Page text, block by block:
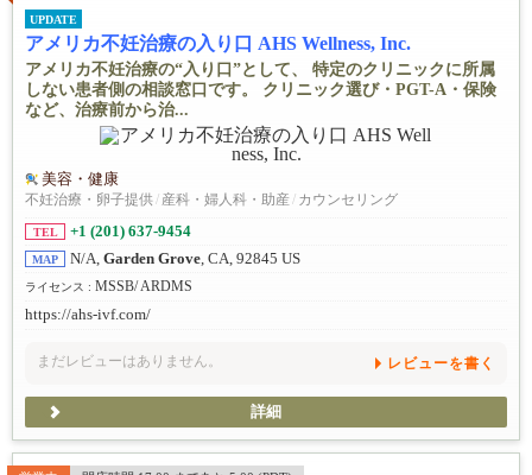
UPDATE
アメリカ不妊治療の入り口 AHS Wellness, Inc.
アメリカ不妊治療の“入り口”として、 特定のクリニックに所属
しない患者側の相談窓口です。 クリニック選び・PGT-A・保険
など、治療前から治...
美容・健康
不妊治療・卵子提供/ 産科・婦人科・助産/ カウンセリング
TEL +1 (201) 637-9454
MAP N/A, Garden Grove, CA, 92845 US
ライセンス : MSSB/ ARDMS
https://ahs-ivf.com/
まだレビューはありません。 レビューを書く
詳細